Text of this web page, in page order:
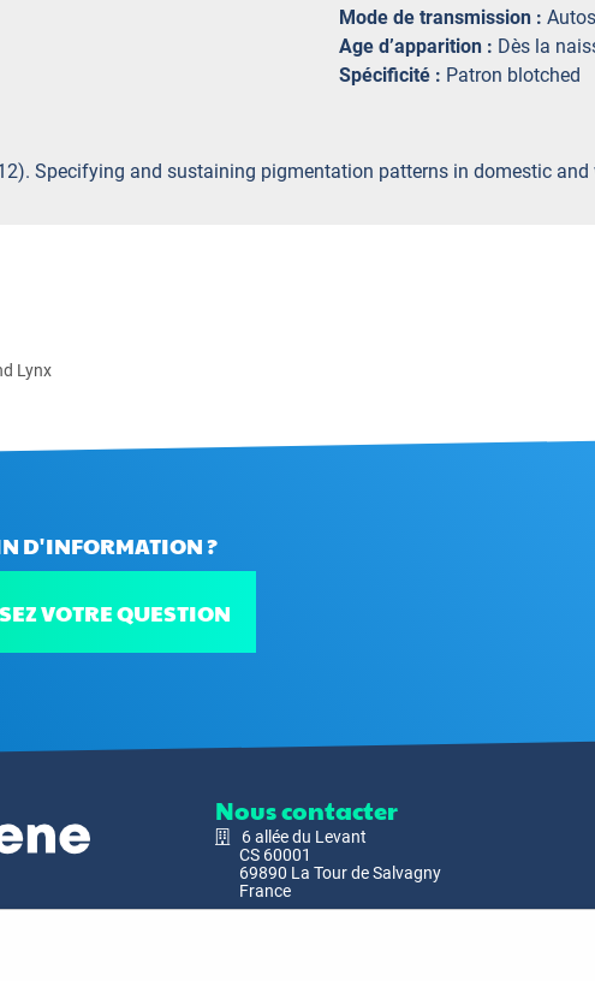
Mode de transmission :
Age d’apparition : Dès la
Spécificité : Patron blotched
Specifying and sustaining pigmentation patterns in domestic and
Lynx
D'INFORMATION ?
VOTRE QUESTION
Nous contacter
6 allée du Levant
CS 60001
69890 La Tour de Salvagny
France